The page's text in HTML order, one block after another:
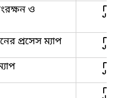
ও
প্রসেস ম্যাপ